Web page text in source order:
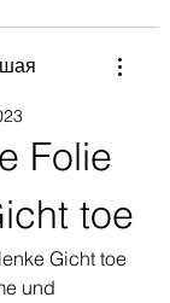
Folie
toe
Gicht toe
und